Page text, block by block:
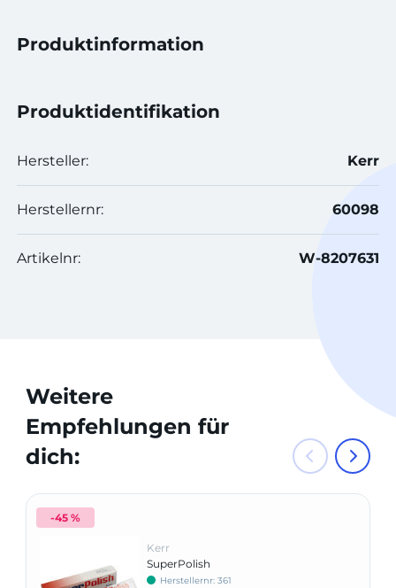
Produktinformation
Produktidentifikation
Hersteller: Kerr
Herstellernr: 60098
Artikelnr: W-8207631
Weitere
Empfehlungen für
dich:
-45 %
Kerr
SuperPolish
Herstellernr: 361